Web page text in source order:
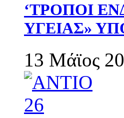
‘ΤΡΟΠΟΙ
ΥΓΕΙΑΣ»
13 Μάϊος